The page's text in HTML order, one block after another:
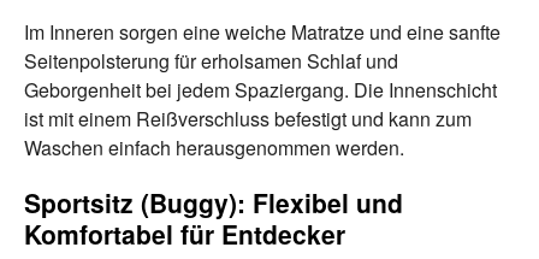
Im Inneren sorgen eine weiche Matratze und eine sanfte
Seitenpolsterung für erholsamen Schlaf und
Geborgenheit bei jedem Spaziergang. Die Innenschicht
ist mit einem Reißverschluss befestigt und kann zum
Waschen einfach herausgenommen werden.
Sportsitz (Buggy): Flexibel und
Komfortabel für Entdecker